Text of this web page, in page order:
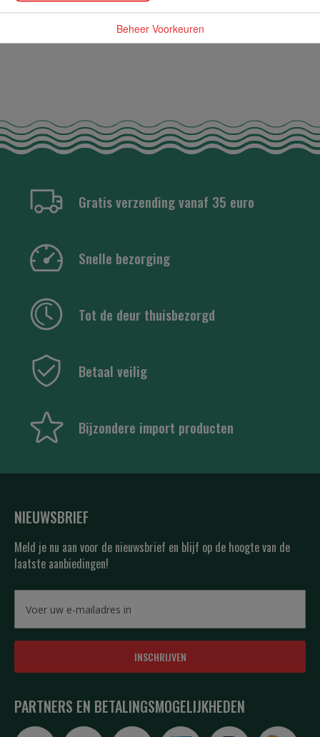
POPULAIRE PRODUCTEN
Gratis verzending vanaf 35 euro
Snelle bezorging
Tot de deur thuisbezorgd
Betaal veilig
Bijzondere import producten
NIEUWSBRIEF
Meld je nu aan voor de nieuwsbrief en blijf op de hoogte van de
laatste aanbiedingen!
INSCHRIJVEN
PARTNERS EN BETALINGSMOGELIJKHEDEN
Beheer Voorkeuren